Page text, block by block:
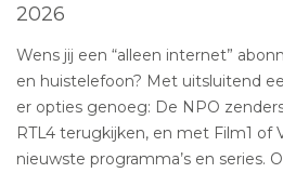
2026
Wens jij een “alleen internet”
en huistelefoon? Met uitsluitend
er opties genoeg: De NPO
RTL4 terugkijken, en met Film1 of
nieuwste programma’s en series.